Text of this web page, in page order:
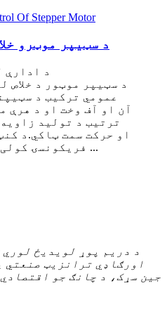
د سټیپر موټرو
د ادارې
عمومي ترکیب د
آن او آف وخت او د هرې
ترتیب د تولید
او حرکت سمت ټاکي.د
فریکونسۍ کولی شي لاسته راوړي ...
د دريم پوړ لويديځ
جين سړک، د چانګ جو